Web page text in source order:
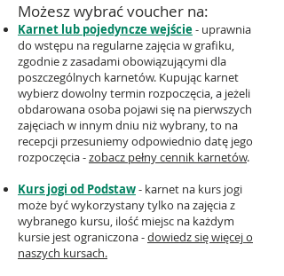
Możesz wybrać voucher na:
Karnet lub pojedyncze wejście- uprawnia
do wstępu na regularne zajęcia w grafiku,
zgodnie z zasadami obowiązującymi dla
poszczególnych karnetów. Kupując karnet
wybierz dowolny termin rozpoczęcia, a jeżeli
obdarowana osoba pojawi się na pierwszych
zajęciach w innym dniu niż wybrany, to na
recepcji przesuniemy odpowiednio datę jego
rozpoczęcia -zobacz pełny cennik karnetów.
Kurs jogi od Podstaw- karnet na kurs jogi
może być wykorzystany tylko na zajęcia z
wybranego kursu, ilość miejsc na każdym
kursie jest ograniczona -dowiedz się więcej o
naszych kursach.